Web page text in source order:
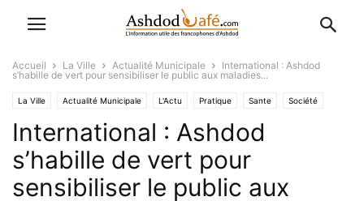
Accueil La Ville Actualité Municipale
International : Ashdod
s’habille de vert pour sensibiliser le public aux maladies...
La Ville Actualité Municipale L'Actu Pratique Sante Société
International : Ashdod
s’habille de vert pour
sensibiliser le public aux